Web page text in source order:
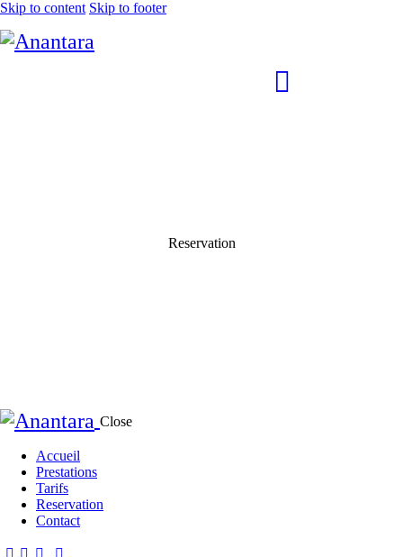
Skip to content Skip to footer
Reservation
Close
Accueil
Prestations
Tarifs
Reservation
Contact